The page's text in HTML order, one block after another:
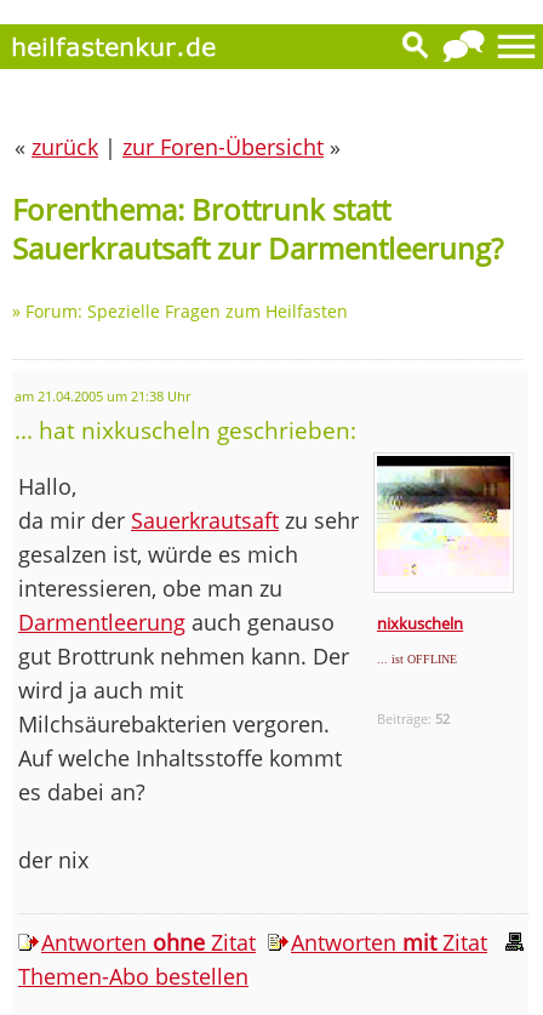
« zurück | zur Foren-Übersicht »
Forenthema: Brottrunk statt
Sauerkrautsaft zur Darmentleerung?
» Forum: Spezielle Fragen zum Heilfasten
am 21.04.2005 um 21:38 Uhr
... hat nixkuscheln geschrieben:
nixkuscheln
... ist OFFLINE
Beiträge: 52
Hallo,
da mir der Sauerkrautsaft zu sehr
gesalzen ist, würde es mich
interessieren, obe man zu
Darmentleerung auch genauso
gut Brottrunk nehmen kann. Der
wird ja auch mit
Milchsäurebakterien vergoren.
Auf welche Inhaltsstoffe kommt
es dabei an?
der nix
Antworten ohne Zitat Antworten mitZitat
Themen-Abo bestellen